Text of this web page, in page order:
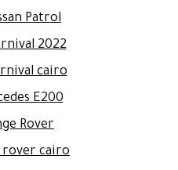
Patrol
2022
cairo
E200
Rover
cairo